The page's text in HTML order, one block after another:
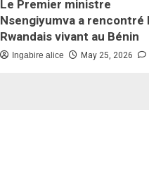
Le Premier ministre
Nsengiyumva a rencontré
Rwandais vivant au Bénin
Ingabire alice May 25, 2026